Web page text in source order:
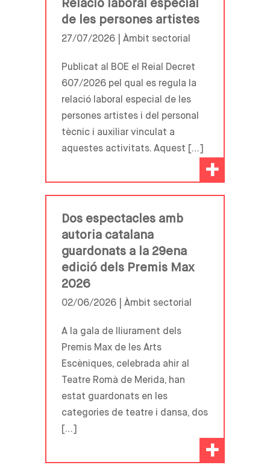
Relació laboral especial
de les persones artistes
27/07/2026 | Àmbit sectorial
Publicat al BOE el Reial Decret
607/2026 pel qual es regula la
relació laboral especial de les
persones artistes i del personal
tècnic i auxiliar vinculat a
aquestes activitats. Aquest […]
+
Dos espectacles amb
autoria catalana
guardonats a la 29ena
edició dels Premis Max
2026
02/06/2026 | Àmbit sectorial
A la gala de lliurament dels
Premis Max de les Arts
Escèniques, celebrada ahir al
Teatre Romà de Merida, han
estat guardonats en les
categories de teatre i dansa, dos
[…]
+